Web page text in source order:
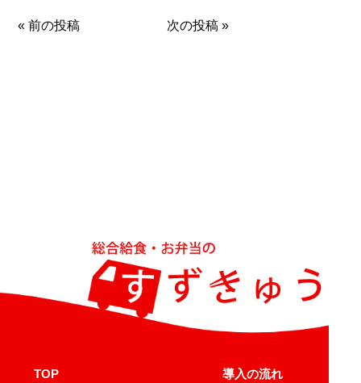
«前の投稿 次の投稿 »
TOP 導入の流れ